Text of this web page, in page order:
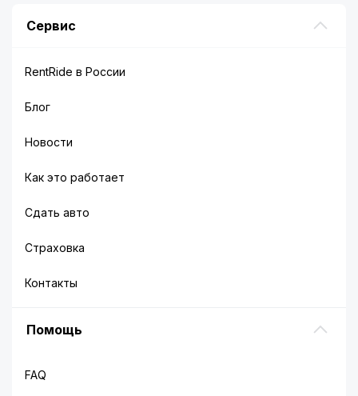
Сервис
RentRide в России
Блог
Новости
Как это работает
Сдать авто
Страховка
Контакты
Помощь
FAQ